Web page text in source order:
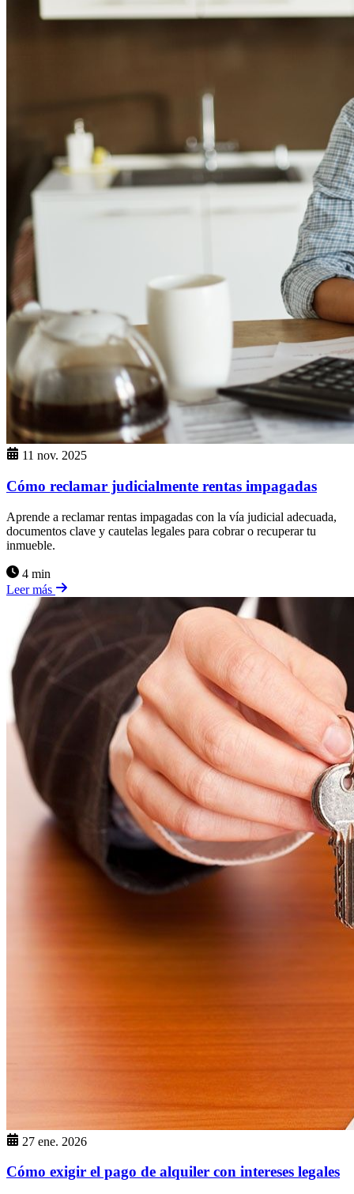
11 nov. 2025
Cómo reclamar judicialmente rentas impagadas
Aprende a reclamar rentas impagadas con la vía judicial adecuada,
documentos clave y cautelas legales para cobrar o recuperar tu
inmueble.
4 min
Leer más
27 ene. 2026
Cómo exigir el pago de alquiler con intereses legales